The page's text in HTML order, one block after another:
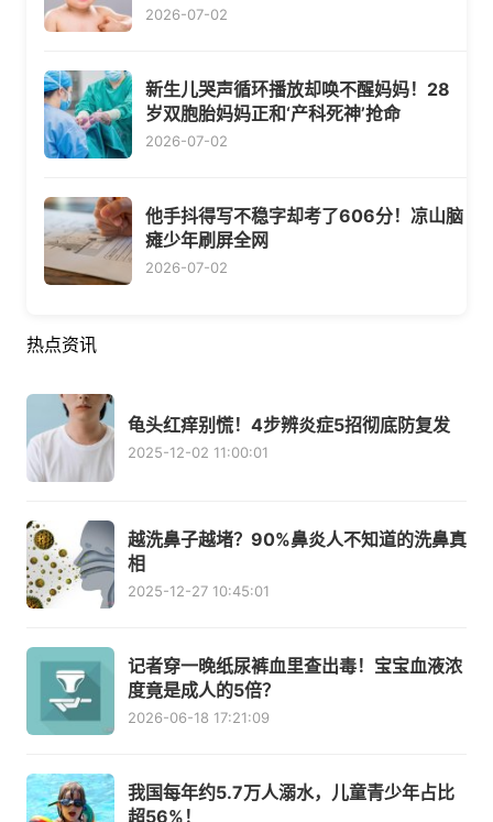
2026-07-02
新生儿哭声循环播放却唤不醒妈妈！28
岁双胞胎妈妈正和‘产科死神’抢命
2026-07-02
他手抖得写不稳字却考了606分！凉山脑
瘫少年刷屏全网
2026-07-02
热点资讯
龟头红痒别慌！4步辨炎症5招彻底防复发
2025-12-02 11:00:01
越洗鼻子越堵？90%鼻炎人不知道的洗鼻真
相
2025-12-27 10:45:01
记者穿一晚纸尿裤血里查出毒！宝宝血液浓
度竟是成人的5倍？
2026-06-18 17:21:09
我国每年约5.7万人溺水，儿童青少年占比
超56%！